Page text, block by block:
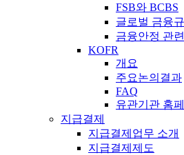
FSB와 BCBS
글로벌 금융
금융안정 관
KOFR
개요
주요논의결과
FAQ
유관기관 홈페
지급결제
지급결제업무 소개
지급결제제도